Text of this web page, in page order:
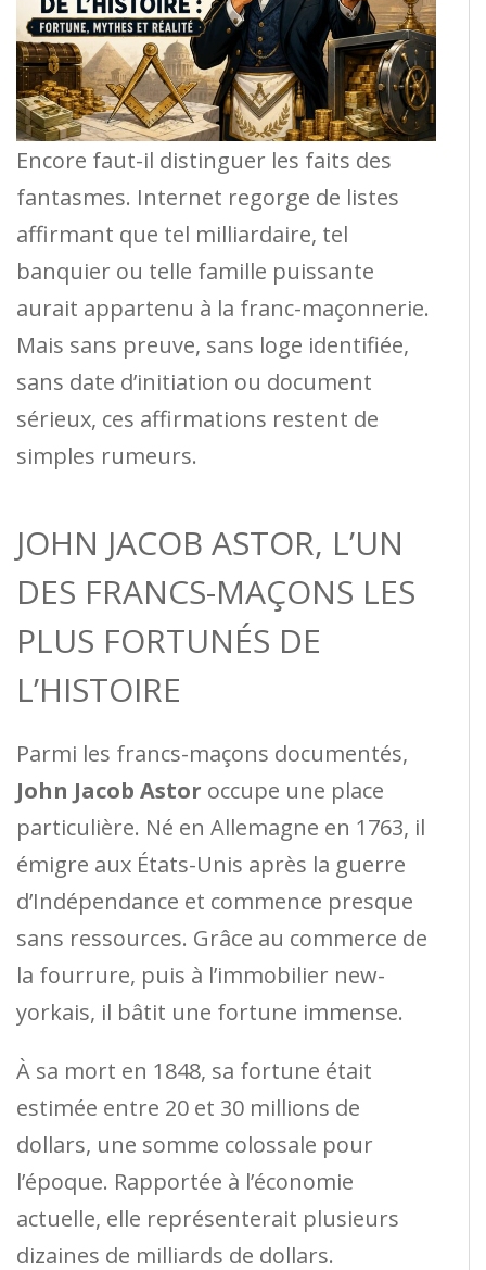
Encore faut-il distinguer les faits des
fantasmes. Internet regorge de listes
affirmant que tel milliardaire, tel
banquier ou telle famille puissante
aurait appartenu à la franc-maçonnerie.
Mais sans preuve, sans loge identifiée,
sans date d’initiation ou document
sérieux, ces affirmations restent de
simples rumeurs.
JOHN JACOB ASTOR, L’UN
DES FRANCS-MAÇONS LES
PLUS FORTUNÉS DE
L’HISTOIRE
Parmi les francs-maçons documentés,
John Jacob Astor occupe une place
particulière. Né en Allemagne en 1763, il
émigre aux États-Unis après la guerre
d’Indépendance et commence presque
sans ressources. Grâce au commerce de
la fourrure, puis à l’immobilier new-
yorkais, il bâtit une fortune immense.
À sa mort en 1848, sa fortune était
estimée entre 20 et 30 millions de
dollars, une somme colossale pour
l’époque. Rapportée à l’économie
actuelle, elle représenterait plusieurs
dizaines de milliards de dollars.